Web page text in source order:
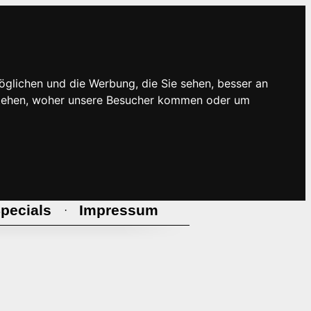
und die Werbung, die Sie sehen, besser an
woher unsere Besucher kommen oder um
· Impressum